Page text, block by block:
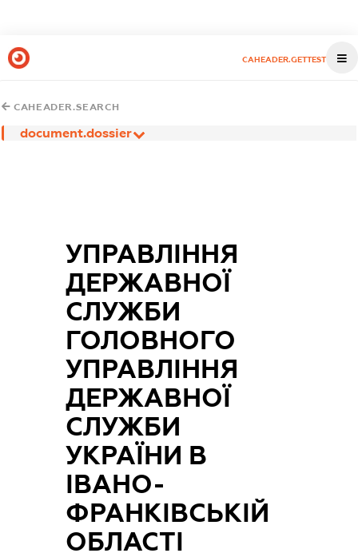
CAHEADER.GETTEST
CAHEADER.SEARCH
document.dossier
УПРАВЛІННЯ
ДЕРЖАВНОЇ
СЛУЖБИ
ГОЛОВНОГО
УПРАВЛІННЯ
ДЕРЖАВНОЇ
СЛУЖБИ
УКРАЇНИ В
ІВАНО-
ФРАНКІВСЬКІЙ
ОБЛАСТІ